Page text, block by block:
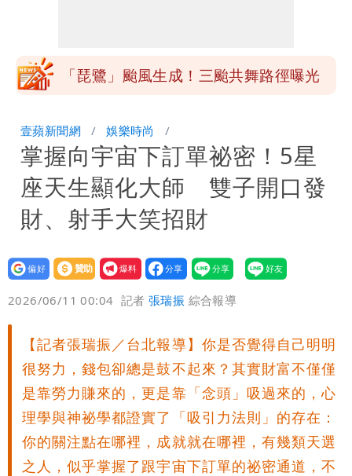
水」 王浩宇揚言告發
「琵鷺」颱風生成！三颱共舞路徑曝光
公布收入比拍戲賺更多
北市沒放颱風假挨轟 楊植斗：綠委竟不
知道颱風假要有依據
壹蘋新聞網 娛樂時尚
掌握向宇宙下訂單祕密！5星
座天生顯化大師 雙子開口發
財、射手大笑招財
設為
贊助
我要
爆料
2026/06/11 00:04 記者張瑞振 綜合報導
【記者張瑞振／台北報導】你是否覺得自己明明
很努力，錢包卻總是鼓不起來？其實財富不僅僅
是靠勞力賺來的，更是靠「念頭」吸過來的，心
理學與神祕學都證實了「吸引力法則」的存在：
你的關注點在哪裡，成就就在哪裡，有幾類天選
之人，似乎掌握了跟宇宙下訂單的祕密通道，不